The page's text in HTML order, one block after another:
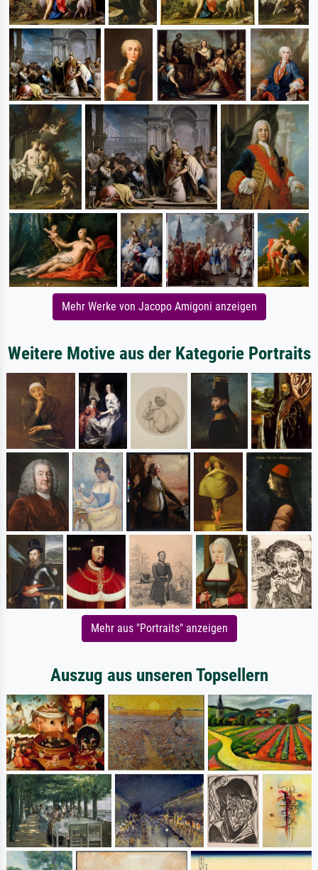
Mehr Werke von Jacopo Amigoni anzeigen
Weitere Motive aus der Kategorie Portraits
Mehr aus "Portraits" anzeigen
Auszug aus unseren Topsellern